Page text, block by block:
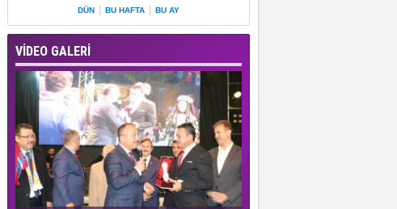
DÜN BU HAFTA BU AY
VİDEO GALERİ